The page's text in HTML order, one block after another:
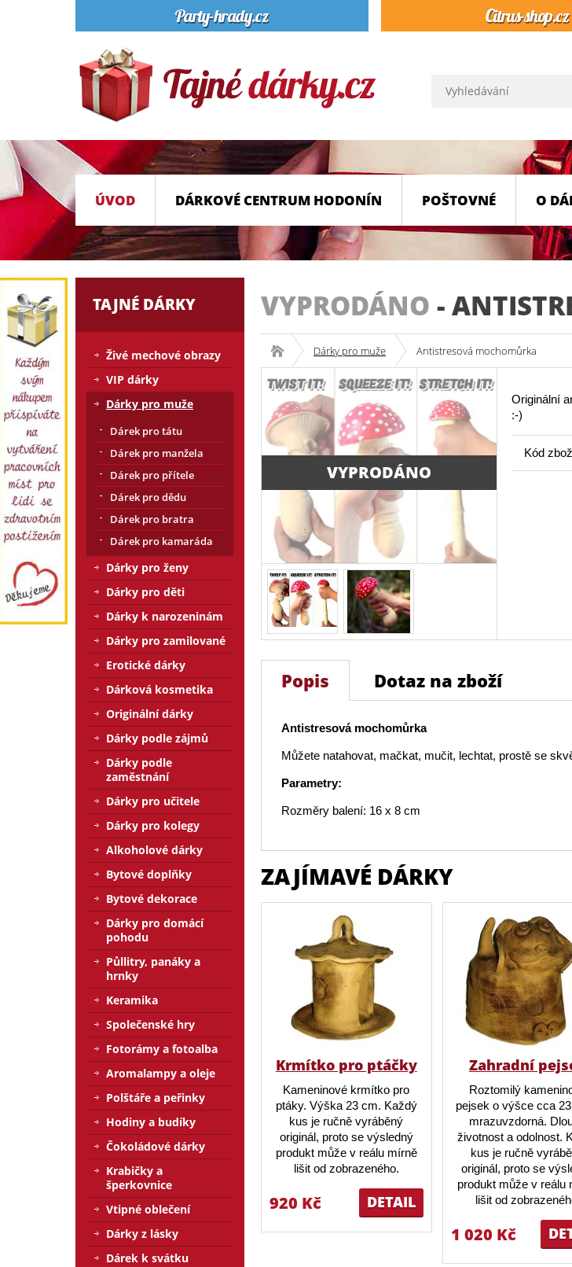
ÚVOD DÁRKOVÉ CENTRUM HODONÍN POŠTOVNÉ O
VYPRODÁNO -
Dárky pro muže Antistresová mochomůrka
VYPRODÁNO
Originální
:-)
Kód
Popis Dotaz na zboží
Antistresová mochomůrka
Můžete natahovat, mačkat, mučit, lechtat, prostě se
Parametry:
Rozměry balení: 16 x 8 cm
ZAJÍMAVÉ DÁRKY
Krmítko pro ptáčky
Kameninové krmítko pro
ptáky. Výška 23 cm. Každý
kus je ručně vyráběný
originál, proto se výsledný
produkt může v reálu mírně
lišit od zobrazeného.
DETAIL
920 Kč
Zahradní
Roztomilý
pejsek o výšce cca
mrazuvzdorná.
životnost a odolnost.
kus je ručně
originál, proto se
produkt může v reálu
lišit od
1 020 Kč
TAJNÉ DÁRKY
Živé mechové obrazy
VIP dárky
Dárky pro muže
Dárek pro tátu
Dárek pro manžela
Dárek pro přítele
Dárek pro dědu
Dárek pro bratra
Dárek pro kamaráda
Dárky pro ženy
Dárky pro děti
Dárky k narozeninám
Dárky pro zamilované
Erotické dárky
Dárková kosmetika
Originální dárky
Dárky podle zájmů
Dárky podle
zaměstnání
Dárky pro učitele
Dárky pro kolegy
Alkoholové dárky
Bytové doplňky
Bytové dekorace
Dárky pro domácí
pohodu
Půllitry, panáky a
hrnky
Keramika
Společenské hry
Fotorámy a fotoalba
Aromalampy a oleje
Polštáře a peřinky
Hodiny a budíky
Čokoládové dárky
Krabičky a
šperkovnice
Vtipné oblečení
Dárky z lásky
Dárek k svátku